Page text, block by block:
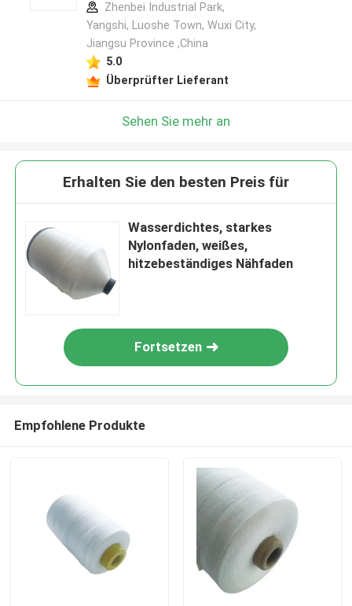
Zhenbei Industrial Park,
Yangshi, Luoshe Town, Wuxi City,
Jiangsu Province ,China
5.0
Überprüfter Lieferant
Sehen Sie mehr an
Erhalten Sie den besten Preis für
Wasserdichtes, starkes
Nylonfaden, weißes,
hitzebeständiges Nähfaden
Fortsetzen
Empfohlene Produkte